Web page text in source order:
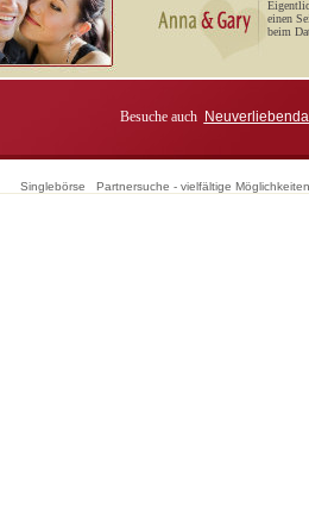
einen
beim
Besuche auch
Singlebörse Partnersuche - vielfältige